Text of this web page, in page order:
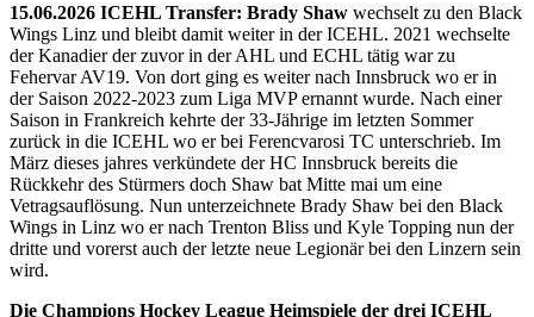
15.06.2026 ICEHL Transfer: Brady Shaw wechselt zu den Black
Wings Linz und bleibt damit weiter in der ICEHL. 2021 wechselte
der Kanadier der zuvor in der AHL und ECHL tätig war zu
Fehervar AV19. Von dort ging es weiter nach Innsbruck wo er in
der Saison 2022-2023 zum Liga MVP ernannt wurde. Nach einer
Saison in Frankreich kehrte der 33-Jährige im letzten Sommer
zurück in die ICEHL wo er bei Ferencvarosi TC unterschrieb. Im
März dieses jahres verkündete der HC Innsbruck bereits die
Rückkehr des Stürmers doch Shaw bat Mitte mai um eine
Vetragsauflösung. Nun unterzeichnete Brady Shaw bei den Black
Wings in Linz wo er nach Trenton Bliss und Kyle Topping nun der
dritte und vorerst auch der letzte neue Legionär bei den Linzern sein
wird.
Die Champions Hockey League Heimspiele der drei ICEHL